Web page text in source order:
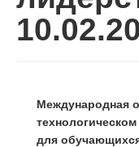
Международная
для